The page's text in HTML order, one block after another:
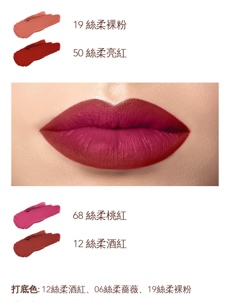
19 絲柔裸粉
50 絲柔亮紅
68 絲柔桃紅
12 絲柔酒紅
打底色: 12絲柔酒紅、06絲柔薔薇、19絲柔裸粉